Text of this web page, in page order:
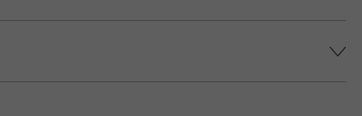
érjünk el, és elkerüljük a